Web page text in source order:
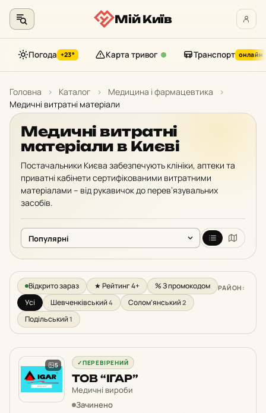
контенту
Мій Київ
Погода +23° Карта тривог Транспорт онлайн
Головна › Каталог › Медицина і фармацевтика
›
Медичні витратні матеріали
Медичні витратні
матеріали в Києві
Постачальники Києва забезпечують клініки, аптеки та
приватні кабінети сертифікованими витратними
матеріалами – від рукавичок до перев’язувальних
засобів.
Відкрито зараз ★ Рейтинг 4+ % З промокодом РАЙОН:
Усі Шевченківський4 Солом’янський2
Подільський1
5 ✓ПЕРЕВІРЕНИЙ
ТОВ “ІГАР”
Медичні вироби
Зачинено